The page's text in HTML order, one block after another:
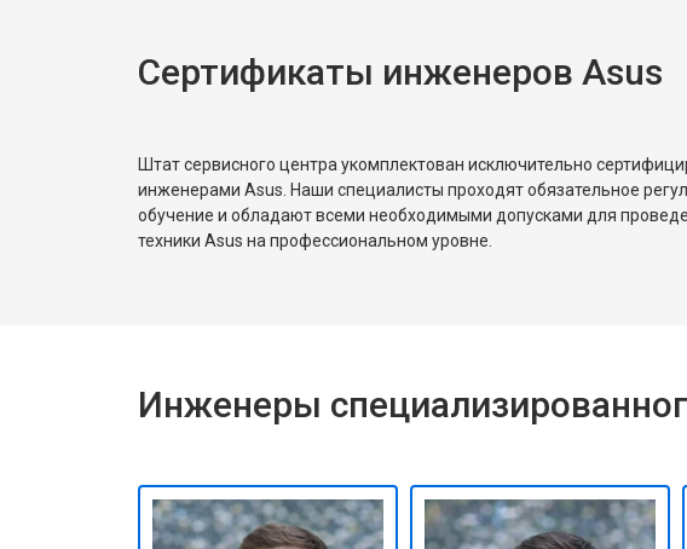
Сертификаты инженеров Asus
Штат сервисного центра укомплектован исключительно
инженерами Asus. Наши специалисты проходят обязательное
обучение и обладают всеми необходимыми допусками для
техники Asus на профессиональном уровне.
Инженеры